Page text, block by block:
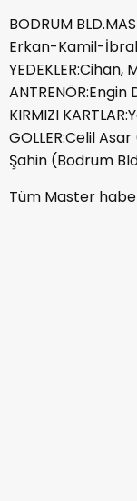
BODRUM
Erkan-Kamil-
YEDEKLER:Cihan,
ANTRENÖR:Engin
KIRMIZI
GOLLER:Celil
Şahin (Bodrum
Tüm Master